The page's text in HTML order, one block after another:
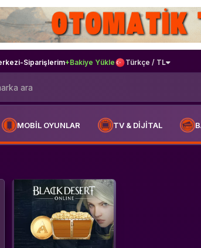
-Siparişlerim+Bakiye Yükle Türkçe / TL
MOBİL OYUNLAR TV & DİJİTAL